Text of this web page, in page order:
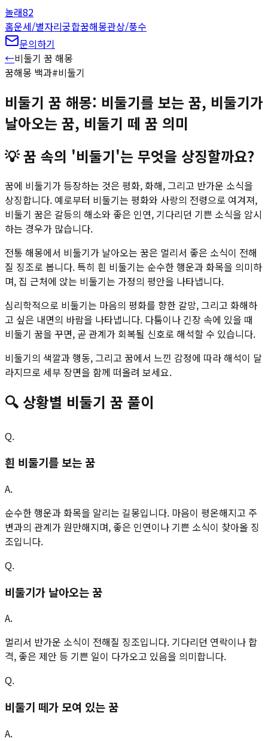
놀래82
홈운세/별자리궁합꿈해몽관상/풍수
문의하기
←비둘기 꿈 해몽
꿈해몽 백과#비둘기
비둘기 꿈 해몽: 비둘기를 보는 꿈, 비둘기가
날아오는 꿈, 비둘기 떼 꿈 의미
💡꿈 속의 '비둘기'는 무엇을 상징할까요?
꿈에 비둘기가 등장하는 것은 평화, 화해, 그리고 반가운 소식을
상징합니다. 예로부터 비둘기는 평화와 사랑의 전령으로 여겨져,
비둘기 꿈은 갈등의 해소와 좋은 인연, 기다리던 기쁜 소식을 암시
하는 경우가 많습니다.
전통 해몽에서 비둘기가 날아오는 꿈은 멀리서 좋은 소식이 전해
질 징조로 봅니다. 특히 흰 비둘기는 순수한 행운과 화목을 의미하
며, 집 근처에 앉는 비둘기는 가정의 평안을 나타냅니다.
심리학적으로 비둘기는 마음의 평화를 향한 갈망, 그리고 화해하
고 싶은 내면의 바람을 나타냅니다. 다툼이나 긴장 속에 있을 때
비둘기 꿈을 꾸면, 곧 관계가 회복될 신호로 해석할 수 있습니다.
비둘기의 색깔과 행동, 그리고 꿈에서 느낀 감정에 따라 해석이 달
라지므로 세부 장면을 함께 떠올려 보세요.
🔍 상황별 비둘기 꿈 풀이
Q.
흰 비둘기를 보는 꿈
A.
순수한 행운과 화목을 알리는 길몽입니다. 마음이 평온해지고 주
변과의 관계가 원만해지며, 좋은 인연이나 기쁜 소식이 찾아올 징
조입니다.
Q.
비둘기가 날아오는 꿈
A.
멀리서 반가운 소식이 전해질 징조입니다. 기다리던 연락이나 합
격, 좋은 제안 등 기쁜 일이 다가오고 있음을 의미합니다.
Q.
비둘기 떼가 모여 있는 꿈
A.